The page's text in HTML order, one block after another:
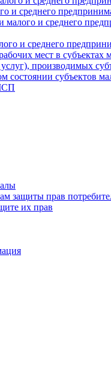
и среднего
и среднего
и среднего
мест в субъектах
производимых
субъектов
защиты прав
их прав